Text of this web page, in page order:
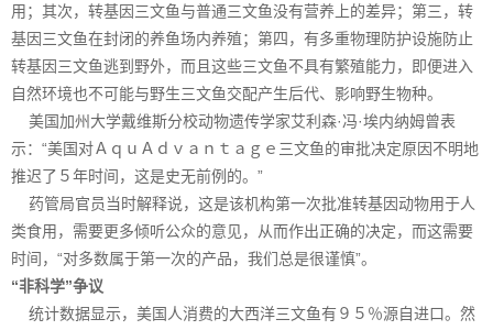
用；其次，转基因三文鱼与普通三文鱼没有营养上的差异；第三，转
基因三文鱼在封闭的养鱼场内养殖；第四，有多重物理防护设施防止
转基因三文鱼逃到野外，而且这些三文鱼不具有繁殖能力，即便进入
自然环境也不可能与野生三文鱼交配产生后代、影响野生物种。
美国加州大学戴维斯分校动物遗传学家艾利森·冯·埃内纳姆曾表
示：“美国对ＡｑｕＡｄｖａｎｔａｇｅ三文鱼的审批决定原因不明地
推迟了５年时间，这是史无前例的。”
药管局官员当时解释说，这是该机构第一次批准转基因动物用于人
类食用，需要更多倾听公众的意见，从而作出正确的决定，而这需要
时间，“对多数属于第一次的产品，我们总是很谨慎”。
“非科学”争议
统计数据显示，美国人消费的大西洋三文鱼有９５％源自进口。然